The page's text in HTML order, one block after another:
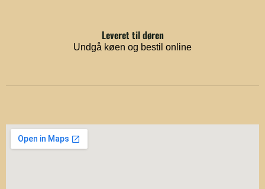
Leveret til døren
Undgå køen og bestil online